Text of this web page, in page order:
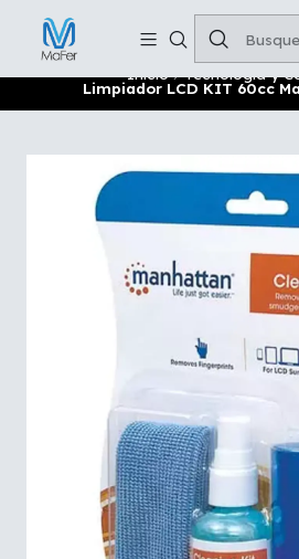
Inicio Tecnología y
Limpiador LCD KIT 60cc